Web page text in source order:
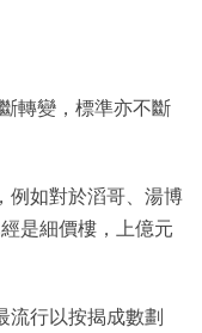
轉變，標準亦不斷
例如對於滔哥、湯博
是細價樓，上億元
流行以按揭成數劃